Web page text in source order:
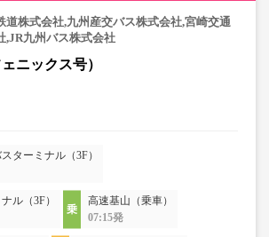
道株式会社,九州産交バス株式会社,宮崎交通
,JR九州バス株式会社
ニックス号）
ターミナル（3F）
ル（3F）
高速基山（乗車）
07:15発